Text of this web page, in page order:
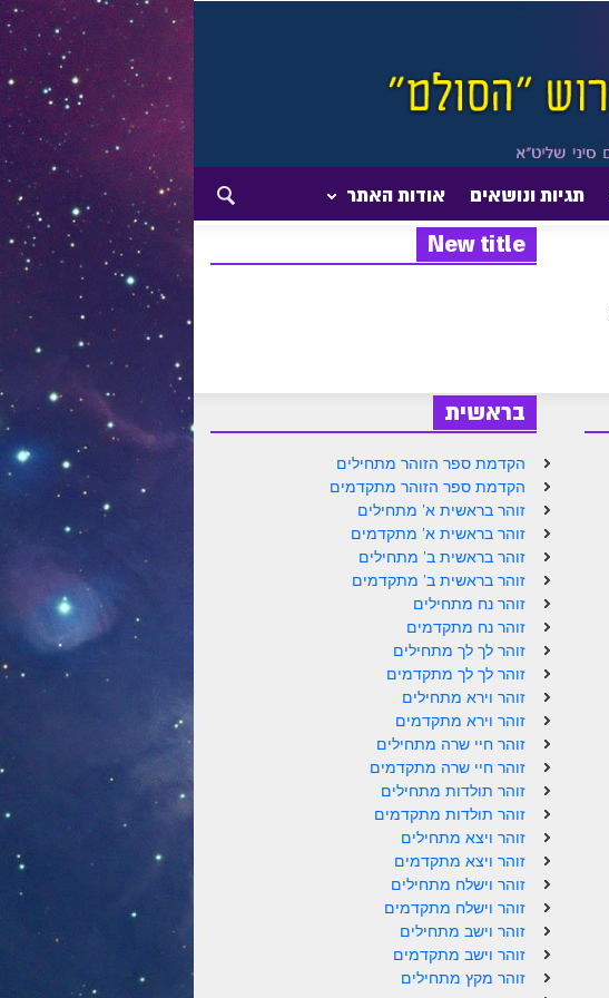
תגיות ונושאים אודות האתר
New title
בראשית
הקדמת ספר הזוהר מתחילים
הקדמת ספר הזוהר מתקדמים
זוהר בראשית א' מתחילים
זוהר בראשית א' מתקדמים
זוהר בראשית ב' מתחילים
זוהר בראשית ב' מתקדמים
זוהר נח מתחילים
זוהר נח מתקדמים
זוהר לך לך מתחילים
זוהר לך לך מתקדמים
זוהר וירא מתחילים
זוהר וירא מתקדמים
זוהר חיי שרה מתחילים
זוהר חיי שרה מתקדמים
זוהר תולדות מתחילים
זוהר תולדות מתקדמים
זוהר ויצא מתחילים
זוהר ויצא מתקדמים
זוהר וישלח מתחילים
זוהר וישלח מתקדמים
זוהר וישב מתחילים
זוהר וישב מתקדמים
זוהר מקץ מתחילים